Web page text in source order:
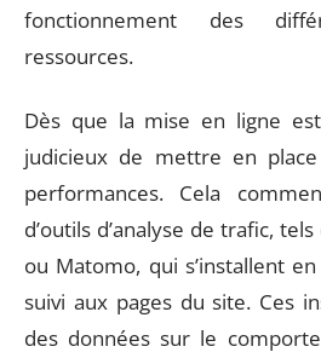
fonctionnement des
ressources.
Dès que la mise en ligne
judicieux de mettre en
performances. Cela
d’outils d’analyse de trafic,
ou Matomo, qui s’installent
suivi aux pages du site. Ces
des données sur le